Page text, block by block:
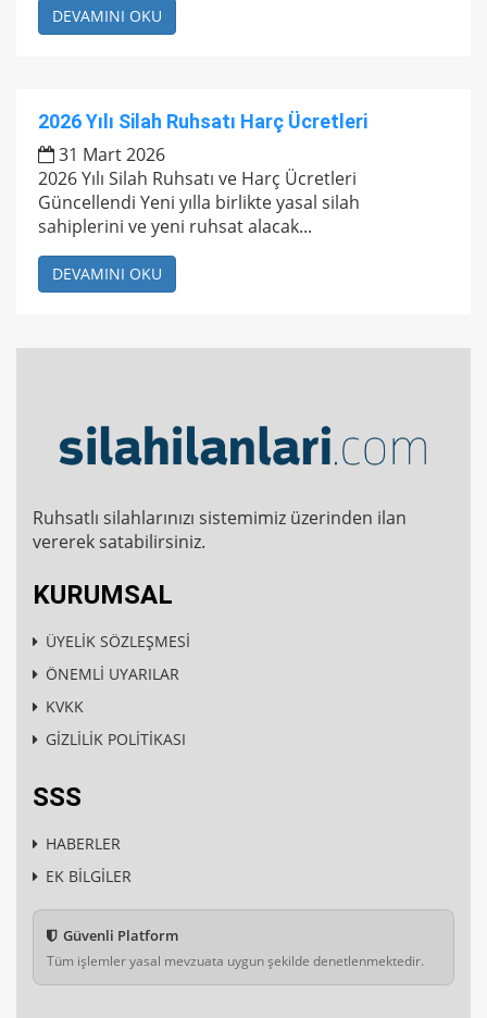
DEVAMINI OKU
2026 Yılı Silah Ruhsatı Harç Ücretleri
31 Mart 2026
2026 Yılı Silah Ruhsatı ve Harç Ücretleri
Güncellendi Yeni yılla birlikte yasal silah
sahiplerini ve yeni ruhsat alacak...
DEVAMINI OKU
Ruhsatlı silahlarınızı sistemimiz üzerinden ilan
vererek satabilirsiniz.
KURUMSAL
ÜYELİK SÖZLEŞMESİ
ÖNEMLİ UYARILAR
KVKK
GİZLİLİK POLİTİKASI
SSS
HABERLER
EK BİLGİLER
Güvenli Platform
Tüm işlemler yasal mevzuata uygun şekilde denetlenmektedir.